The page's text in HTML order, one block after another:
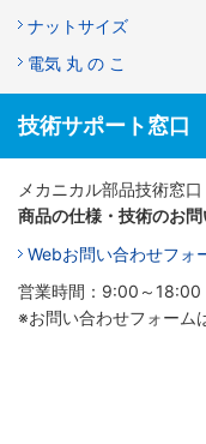
ナットサイズ
電気 丸 の こ
技術サポート窓口
メカニカル部品技術窓口
商品の仕様・技術のお
Webお問い合わせフォ
営業時間：9:00～18:00
※お問い合わせフォーム